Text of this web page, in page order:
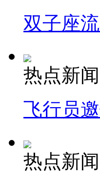
双子座
热点新闻
飞行员
热点新闻